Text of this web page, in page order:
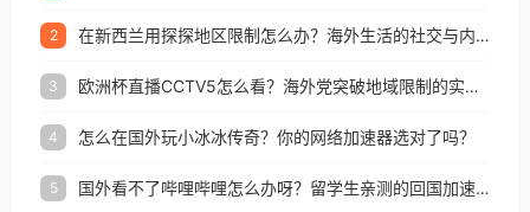
2 在新西兰用探探地区限制怎么办？海外生活的社交与内容之困
3 欧洲杯直播CCTV5怎么看？海外党突破地域限制的实用指南
4 怎么在国外玩小冰冰传奇？你的网络加速器选对了吗？
5 国外看不了哔哩哔哩怎么办呀？留学生亲测的回国加速全攻略（含酷我音乐渤海银行解决方法）